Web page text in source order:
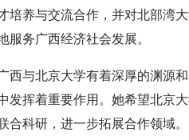
培养与交流合作，并对北部湾
服务广西经济社会发展。
西与北京大学有着深厚的渊源
发挥着重要作用。她希望北京
合科研，进一步拓展合作领域